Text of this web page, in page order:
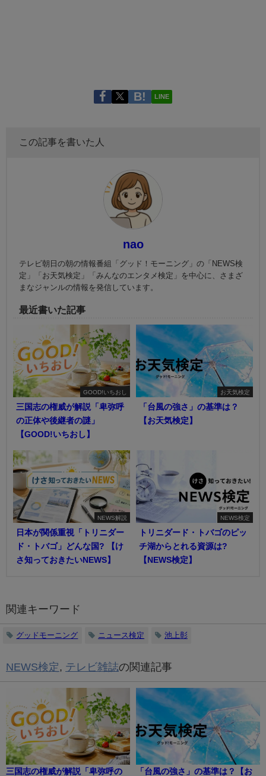
LINE
この記事を書いた人
nao
テレビ朝日の朝の情報番組「グッド！モーニング」の「NEWS検
定」「お天気検定」「みんなのエンタメ検定」を中心に、さまざ
まなジャンルの情報を発信しています。
最近書いた記事
GOOD!いちおし
三国志の権威が解説「卑弥呼
の正体や後継者の謎」
【GOOD!いちおし】
お天気検定
「台風の強さ」の基準は？
【お天気検定】
NEWS解説
日本が関係重視「トリニダー
ド・トバゴ」どんな国? 【け
さ知っておきたいNEWS】
NEWS検定
トリニダード・トバゴのピッ
チ湖からとれる資源は?
【NEWS検定】
関連キーワード
グッドモーニング ニュース検定 池上彰
NEWS検定 テレビ雑誌の関連記事
三国志の権威が解説「卑弥呼の
「台風の強さ」の基準は？【お